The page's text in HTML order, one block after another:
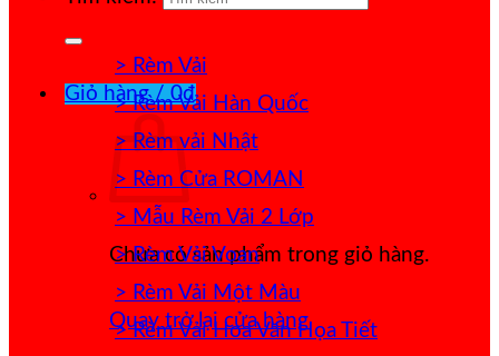
Giỏ hàng /0₫
Chưa có sản phẩm trong giỏ hàng.
Quay trở lại cửa hàng
> Rèm Vải
> Rèm Vải Hàn Quốc
> Rèm vải Nhật
> Rèm Cửa ROMAN
> Mẫu Rèm Vải 2 Lớp
> Rèm Vải Voan
> Rèm Vải Một Màu
> Rèm Vải Hoa Văn Họa Tiết